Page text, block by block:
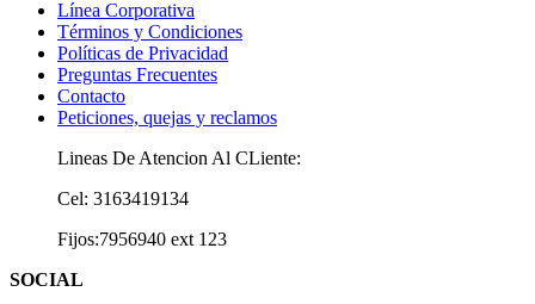
Línea Corporativa
Términos y Condiciones
Políticas de Privacidad
Preguntas Frecuentes
Contacto
Peticiones, quejas y reclamos
Lineas De Atencion Al CLiente:
Cel: 3163419134
Fijos:7956940 ext 123
SOCIAL